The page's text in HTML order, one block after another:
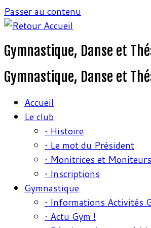
Passer au contenu
Gymnastique, Danse et
Gymnastique, Danse et
Accueil
Le club
• Histoire
• Le mot du Président
• Monitrices et Moniteurs
• Inscriptions
Gymnastique
• Informations Activités
• Actu Gym !